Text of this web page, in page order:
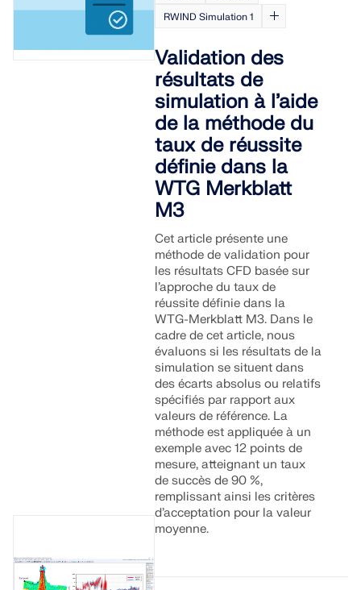
RWIND Simulation 1
Validation des
résultats de
simulation à l’aide
de la méthode du
taux de réussite
définie dans la
WTG Merkblatt
M3
Cet article présente une
méthode de validation pour
les résultats CFD basée sur
l’approche du taux de
réussite définie dans la
WTG-Merkblatt M3. Dans le
cadre de cet article, nous
évaluons si les résultats de la
simulation se situent dans
des écarts absolus ou relatifs
spécifiés par rapport aux
valeurs de référence. La
méthode est appliquée à un
exemple avec 12 points de
mesure, atteignant un taux
de succès de 90 %,
remplissant ainsi les critères
d’acceptation pour la valeur
moyenne.